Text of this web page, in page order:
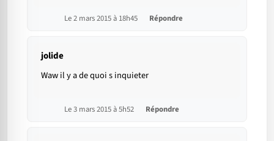
Le 2 mars 2015 à 18h45 Répondre
jolide
Waw il y a de quoi s inquieter
Le 3 mars 2015 à 5h52 Répondre